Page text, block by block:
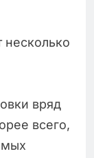
несколько
вряд
всего,